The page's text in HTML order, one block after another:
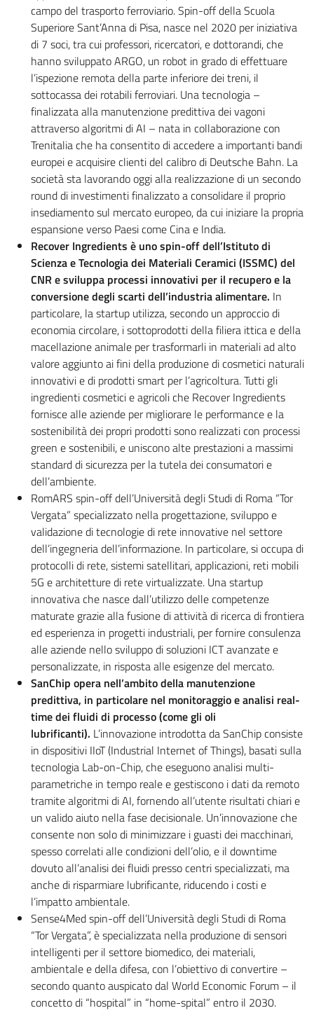
campo del trasporto ferroviario. Spin-off della Scuola
Superiore Sant’Anna di Pisa, nasce nel 2020 per iniziativa
di 7 soci, tra cui professori, ricercatori, e dottorandi, che
hanno sviluppato ARGO, un robot in grado di effettuare
l’ispezione remota della parte inferiore dei treni, il
sottocassa dei rotabili ferroviari. Una tecnologia ­–
finalizzata alla manutenzione predittiva dei vagoni
attraverso algoritmi di AI – nata in collaborazione con
Trenitalia che ha consentito di accedere a importanti bandi
europei e acquisire clienti del calibro di Deutsche Bahn. La
società sta lavorando oggi alla realizzazione di un secondo
round di investimenti finalizzato a consolidare il proprio
insediamento sul mercato europeo, da cui iniziare la propria
espansione verso Paesi come Cina e India.
Recover Ingredients è uno spin-off dell’Istituto di
Scienza e Tecnologia dei Materiali Ceramici (ISSMC) del
CNR e sviluppa processi innovativi per il recupero e la
conversione degli scarti dell’industria alimentare. In
particolare, la startup utilizza, secondo un approccio di
economia circolare, i sottoprodotti della filiera ittica e della
macellazione animale per trasformarli in materiali ad alto
valore aggiunto ai fini della produzione di cosmetici naturali
innovativi e di prodotti smart per l’agricoltura. Tutti gli
ingredienti cosmetici e agricoli che Recover Ingredients
fornisce alle aziende per migliorare le performance e la
sostenibilità dei propri prodotti sono realizzati con processi
green e sostenibili, e uniscono alte prestazioni a massimi
standard di sicurezza per la tutela dei consumatori e
dell’ambiente.
RomARS spin-off dell’Università degli Studi di Roma “Tor
Vergata” specializzato nella progettazione, sviluppo e
validazione di tecnologie di rete innovative nel settore
dell’ingegneria dell’informazione. In particolare, si occupa di
protocolli di rete, sistemi satellitari, applicazioni, reti mobili
5G e architetture di rete virtualizzate. Una startup
innovativa che nasce dall’utilizzo delle competenze
maturate grazie alla fusione di attività di ricerca di frontiera
ed esperienza in progetti industriali, per fornire consulenza
alle aziende nello sviluppo di soluzioni ICT avanzate e
personalizzate, in risposta alle esigenze del mercato.
SanChip opera nell’ambito della manutenzione
predittiva, in particolare nel monitoraggio e analisi real-
time dei fluidi di processo (come gli oli
lubrificanti). L’innovazione introdotta da SanChip consiste
in dispositivi IIoT (Industrial Internet of Things), basati sulla
tecnologia Lab-on-Chip, che eseguono analisi multi-
parametriche in tempo reale e gestiscono i dati da remoto
tramite algoritmi di AI, fornendo all’utente risultati chiari e
un valido aiuto nella fase decisionale. Un’innovazione che
consente non solo di minimizzare i guasti dei macchinari,
spesso correlati alle condizioni dell’olio, e il downtime
dovuto all’analisi dei fluidi presso centri specializzati, ma
anche di risparmiare lubrificante, riducendo i costi e
l’impatto ambientale.
Sense4Med spin-off dell’Università degli Studi di Roma
“Tor Vergata”, è specializzata nella produzione di sensori
intelligenti per il settore biomedico, dei materiali,
ambientale e della difesa, con l’obiettivo di convertire –
secondo quanto auspicato dal World Economic Forum – il
concetto di “hospital” in “home-spital” entro il 2030.